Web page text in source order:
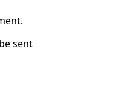
sent